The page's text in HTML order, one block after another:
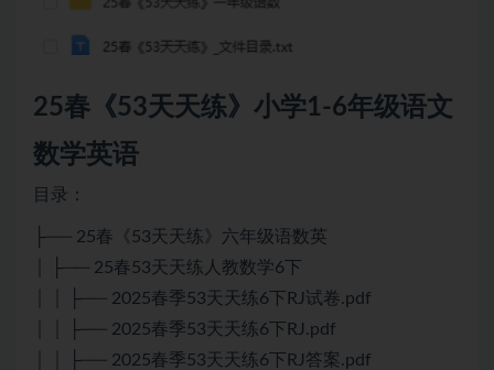
25春《53天天练》小学1-6年级语文
数学英语
目录：
├── 25春《53天天练》六年级语数英
│ ├── 25春53天天练人教数学6下
│ │ ├── 2025春季53天天练6下RJ试卷.pdf
│ │ ├── 2025春季53天天练6下RJ.pdf
│ │ ├── 2025春季53天天练6下RJ答案.pdf